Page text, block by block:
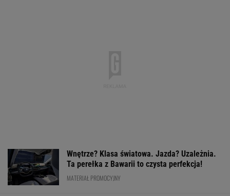
Wnętrze? Klasa światowa. Jazda? Uzależnia.
Ta perełka z Bawarii to czysta perfekcja!
MATERIAŁ PROMOCYJNY